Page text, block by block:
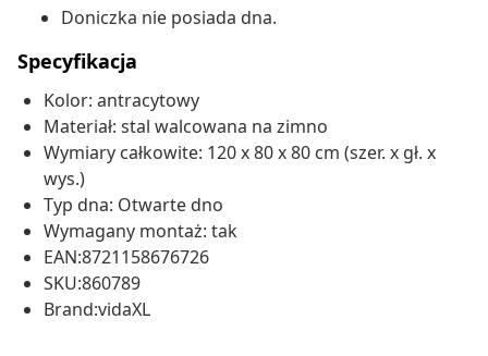
Doniczka nie posiada dna.
Specyfikacja
Kolor: antracytowy
Materiał: stal walcowana na zimno
Wymiary całkowite: 120 x 80 x 80 cm (szer. x gł. x
wys.)
Typ dna: Otwarte dno
Wymagany montaż: tak
EAN:8721158676726
SKU:860789
Brand:vidaXL